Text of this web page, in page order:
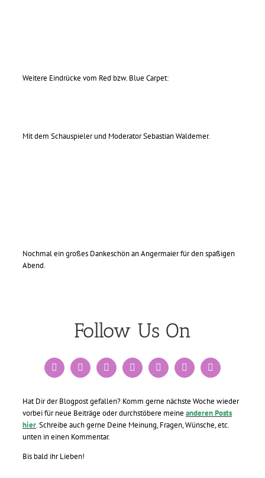
Weitere Eindrücke vom Red bzw. Blue Carpet:
Mit dem Schauspieler und Moderator Sebastian Waldemer.
Nochmal ein großes Dankeschön an Angermaier für den spaßigen
Abend.
Follow Us On
Hat Dir der Blogpost gefallen? Komm gerne nächste Woche wieder
vorbei für neue Beiträge oder durchstöbere meine anderen Posts
hier. Schreibe auch gerne Deine Meinung, Fragen, Wünsche, etc.
unten in einen Kommentar.
Bis bald ihr Lieben!